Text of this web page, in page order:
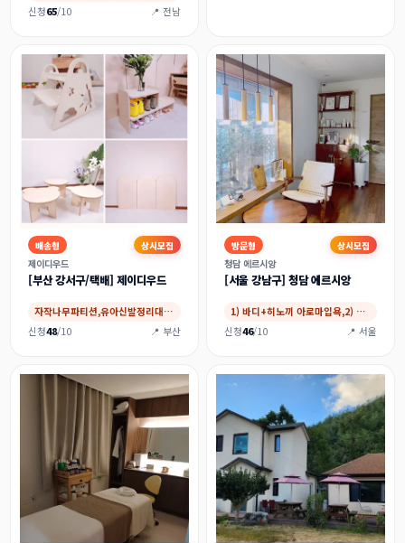
신청65/10 📍 전남
배송형
상시모집
제이디우드
[부산 강서구/택배] 제이디우드
자작나무파티션,유아신발정리대,유아좌식책상,유…
신청48/10 📍 부산
방문형
상시모집
청담 에르시앙
[서울 강남구] 청담 에르시앙
1) 바디+히노끼 아로마입욕,2) 페이스+히…
신청46/10 📍 서울